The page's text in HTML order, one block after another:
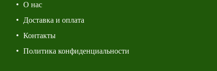
О нас
Доставка и оплата
Контакты
Политика конфиденциальности